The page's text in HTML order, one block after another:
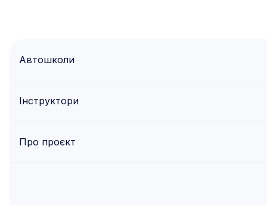
Автошколи
Інструктори
Про проєкт